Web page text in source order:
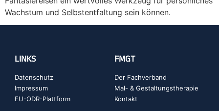
Wachstum und Selbstentfaltung sein können.
LINKS
Datenschutz
Impressum
EU-ODR-Plattform
FMGT
Der Fachverband
Mal- & Gestaltungstherapie
Kontakt